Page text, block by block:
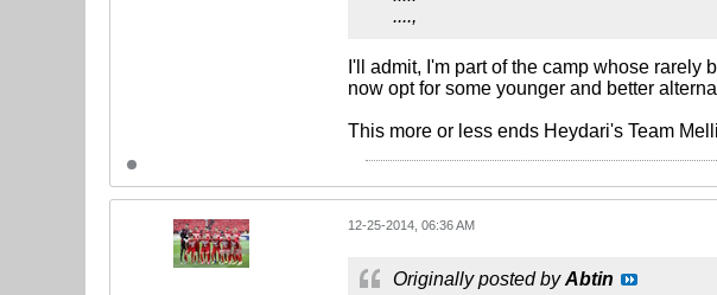
....,
I'll admit, I'm part of the camp whose
now opt for some younger and better
This more or less ends Heydari's Team
12-25-2014, 06:36 AM
Originally posted byAbtin